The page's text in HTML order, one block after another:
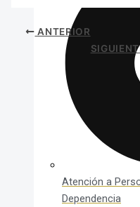
Atención a
Dependencia
ANTERIOR